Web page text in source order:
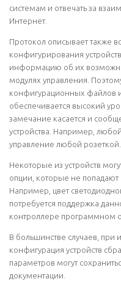
системам и отвечать за
Интернет.
Протокол описывает также
конфигурирования
информацию об их
модулях управления.
конфигурационных файлов
обеспечивается высокий
замечание касается и
устройства. Например,
управление любой розеткой.
Некоторые из устройств
опции, которые не попадают
Например, цвет
потребуется поддержка
контроллере программном
В большинстве случаев, при
конфигурация устройств
параметров могут
документации.